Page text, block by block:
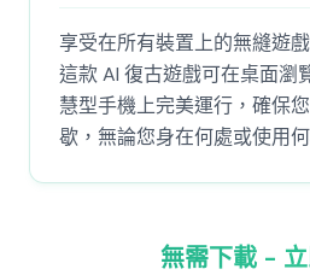
享受在所有裝置上的無縫遊
這款 AI 復古遊戲可在桌面瀏
慧型手機上完美運行，確保
歇，無論您身在何處或使用
無需下載 -